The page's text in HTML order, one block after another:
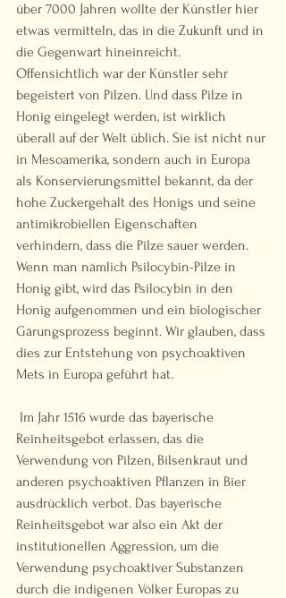
über 7000 Jahren wollte der Künstler hier
etwas vermitteln, das in die Zukunft und in
die Gegenwart hineinreicht.
Offensichtlich war der Künstler sehr
begeistert von Pilzen. Und dass Pilze in
Honig eingelegt werden, ist wirklich
überall auf der Welt üblich. Sie ist nicht nur
in Mesoamerika, sondern auch in Europa
als Konservierungsmittel bekannt, da der
hohe Zuckergehalt des Honigs und seine
antimikrobiellen Eigenschaften
verhindern, dass die Pilze sauer werden.
Wenn man nämlich Psilocybin-Pilze in
Honig gibt, wird das Psilocybin in den
Honig aufgenommen und ein biologischer
Gärungsprozess beginnt. Wir glauben, dass
dies zur Entstehung von psychoaktiven
Mets in Europa geführt hat.
Reinheitsgebot erlassen, das die
Verwendung von Pilzen, Bilsenkraut und
anderen psychoaktiven Pflanzen in Bier
ausdrücklich verbot. Das bayerische
Reinheitsgebot war also ein Akt der
institutionellen Aggression, um die
Verwendung psychoaktiver Substanzen
durch die indigenen Völker Europas zu